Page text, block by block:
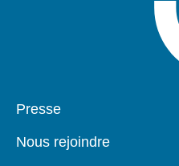
Pied
Presse
Nous rejoindre